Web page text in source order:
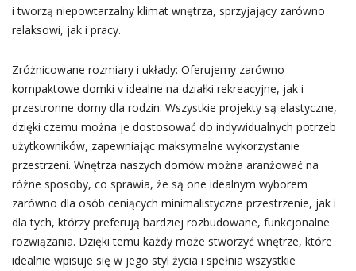
i tworzą niepowtarzalny klimat wnętrza, sprzyjający zarówno
relaksowi, jak i pracy.
Zróżnicowane rozmiary i układy: Oferujemy zarówno
kompaktowe domki v idealne na działki rekreacyjne, jak i
przestronne domy dla rodzin. Wszystkie projekty są elastyczne,
dzięki czemu można je dostosować do indywidualnych potrzeb
użytkowników, zapewniając maksymalne wykorzystanie
przestrzeni. Wnętrza naszych domów można aranżować na
różne sposoby, co sprawia, że są one idealnym wyborem
zarówno dla osób ceniących minimalistyczne przestrzenie, jak i
dla tych, którzy preferują bardziej rozbudowane, funkcjonalne
rozwiązania. Dzięki temu każdy może stworzyć wnętrze, które
idealnie wpisuje się w jego styl życia i spełnia wszystkie